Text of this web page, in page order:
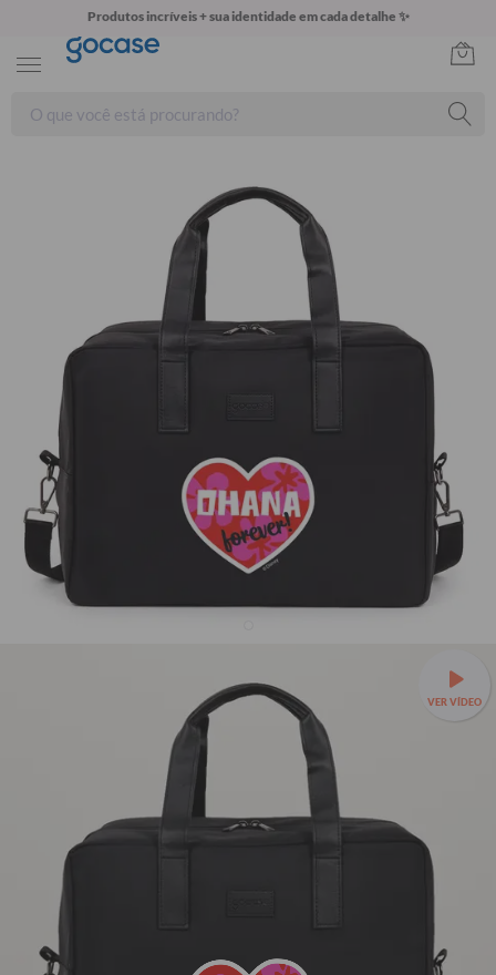
Produtos incríveis + sua identidade em cada detalhe ✨
VER VÍDEO
Bolsa Joy Pro Preta - Ohana
R$409,90
✈️Leve, prática e feita para embarcar com você —
Bolsa Joy a
partir de R$279,90 + Mimo!
🌟Organização interna para cada
item da viagem.